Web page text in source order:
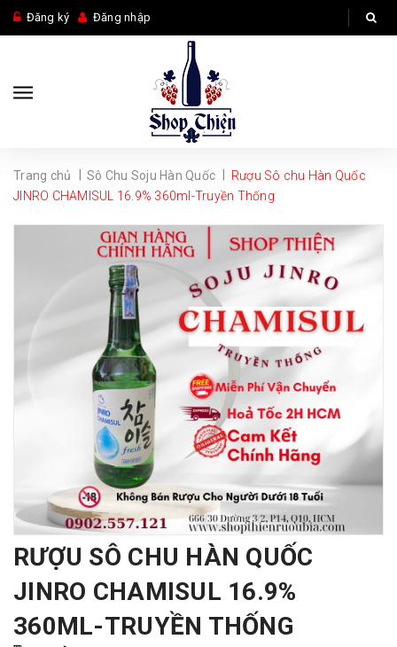
Đăng ký Đăng nhập
Trang chủ Sô Chu Soju Hàn Quốc
Rượu Sô chu Hàn Quốc
JINRO CHAMISUL 16.9% 360ml-Truyền Thống
RƯỢU SÔ CHU HÀN QUỐC
JINRO CHAMISUL 16.9%
360ML-TRUYỀN THỐNG